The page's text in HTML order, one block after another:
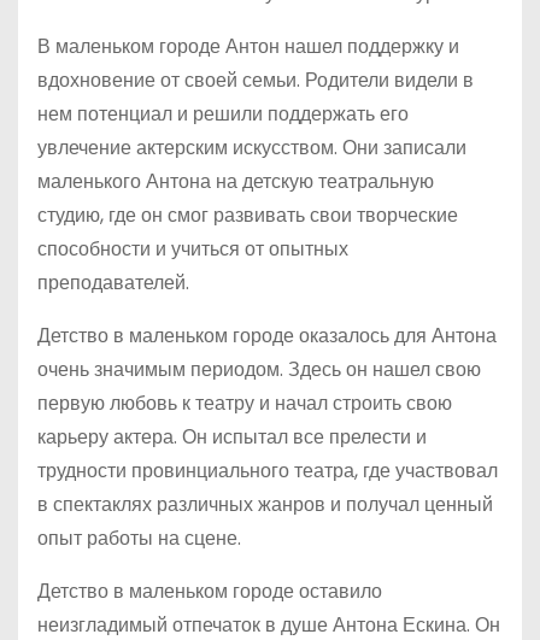
В маленьком городе Антон нашел поддержку и
вдохновение от своей семьи. Родители видели в
нем потенциал и решили поддержать его
увлечение актерским искусством. Они записали
маленького Антона на детскую театральную
студию, где он смог развивать свои творческие
способности и учиться от опытных
преподавателей.
Детство в маленьком городе оказалось для Антона
очень значимым периодом. Здесь он нашел свою
первую любовь к театру и начал строить свою
карьеру актера. Он испытал все прелести и
трудности провинциального театра, где участвовал
в спектаклях различных жанров и получал ценный
опыт работы на сцене.
Детство в маленьком городе оставило
неизгладимый отпечаток в душе Антона Ескина. Он